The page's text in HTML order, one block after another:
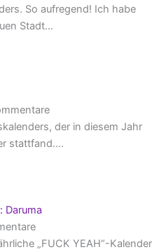
So aufregend! Ich habe
Stadt…
der in diesem Jahr
stattfand….
Daruma
„FUCK YEAH“-Kalender